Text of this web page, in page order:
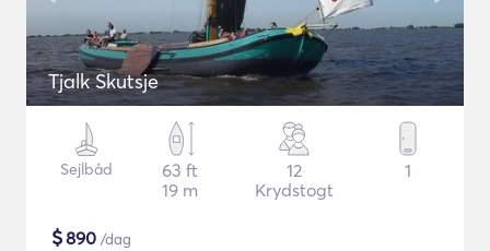
Tjalk Skutsje
Sejlbåd
63 ft
19 m
12
Krydstogt
1
$890 /dag